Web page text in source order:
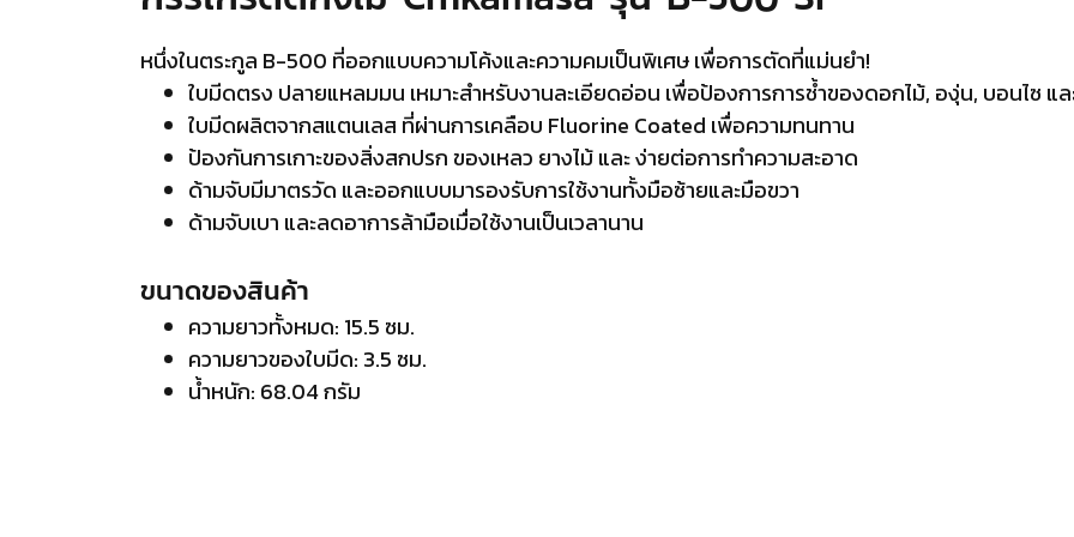
หนึ่งในตระกูล B-500 ที่ออกแบบความโค้งและความคมเป็นพิเศษ เพื่อการตัดที่แม่นยำ!
ใบมีดตรง ปลายแหลมมน เหมาะสำหรับงานละเอียดอ่อน เพื่อป้องการการช้ำของดอกไม้, องุ่น, บอนไซ แ
ใบมีดผลิตจากสแตนเลส ที่ผ่านการเคลือบ Fluorine Coated เพื่อความทนทาน
ป้องกันการเกาะของสิ่งสกปรก ของเหลว ยางไม้ และ ง่ายต่อการทำความสะอาด
ด้ามจับมีมาตรวัด และออกแบบมารองรับการใช้งานทั้งมือซ้ายและมือขวา
ด้ามจับเบา และลดอาการล้ามือเมื่อใช้งานเป็นเวลานาน
ขนาดของสินค้า
ความยาวทั้งหมด: 15.5 ซม.
ความยาวของใบมีด: 3.5 ซม.
น้ำหนัก: 68.04 กรัม